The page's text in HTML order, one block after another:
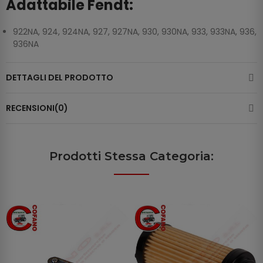
Adattabile Fendt:
922NA, 924, 924NA, 927, 927NA, 930, 930NA, 933, 933NA, 936,
936NA
DETTAGLI DEL PRODOTTO
RECENSIONI(0)
Prodotti Stessa Categoria: